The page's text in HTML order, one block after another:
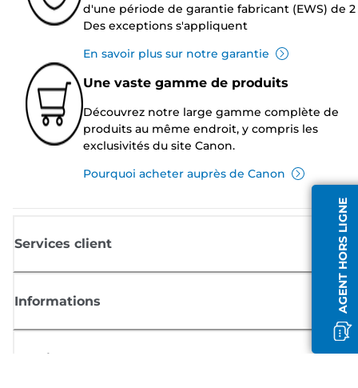
AGENT HORS LIGNE
d'une période de garantie fabricant (EWS) de 2
Des exceptions s'appliquent
En savoir plus sur notre garantie
Une vaste gamme de produits
Découvrez notre large gamme complète de
produits au même endroit, y compris les
exclusivités du site Canon.
Pourquoi acheter auprès de Canon
Services client
Informations
Boutique